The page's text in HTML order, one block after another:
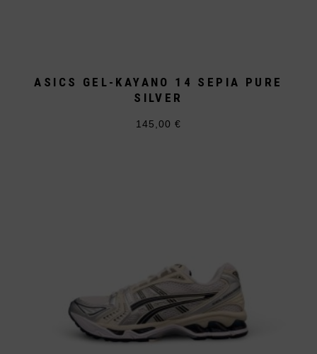
ASICS GEL-KAYANO 14 SEPIA PURE
SILVER
145,00€
Dieses
gewählt
werden